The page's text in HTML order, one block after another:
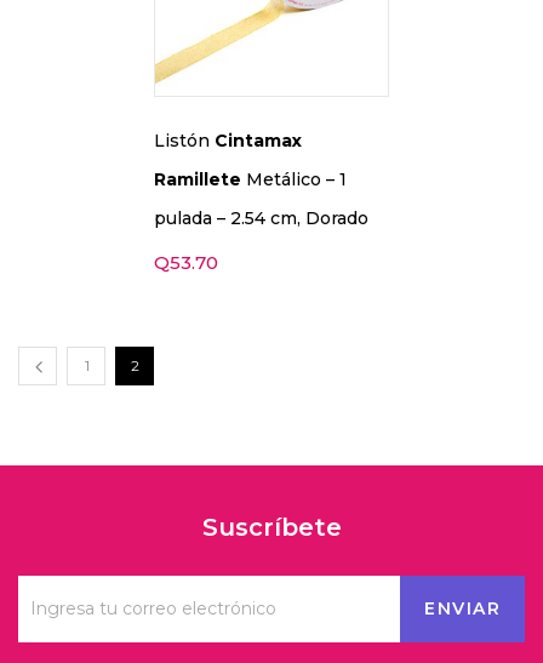
Listón Cintamax
Ramillete Metálico – 1
pulada – 2.54 cm, Dorado
Q53.70
1 2
Suscríbete